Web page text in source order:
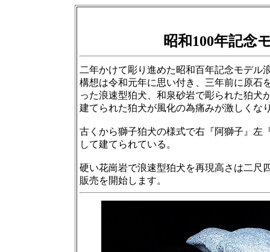
昭和100年記
二年かけて彫り進めた昭和百年記念モデル
構想は令和元年に思い付き、三年前に原石
った浪速型狛犬、和泉砂岩で彫られた狛犬
建てられた狛犬が風化の為痛みが激しくな
古くから獅子狛犬の様式で右『阿獅子』左
して建てられている。
硬い花崗岩で浪速型狛犬を再現高さは二尺
販売を開始します。